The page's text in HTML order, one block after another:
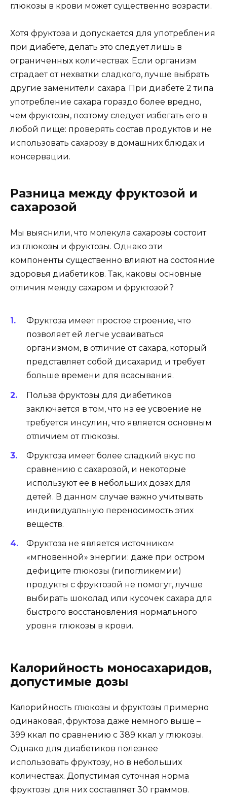
глюкозы в крови может существенно возрасти.
Хотя фруктоза и допускается для употребления
при диабете, делать это следует лишь в
ограниченных количествах. Если организм
страдает от нехватки сладкого, лучше выбрать
другие заменители сахара. При диабете 2 типа
употребление сахара гораздо более вредно,
чем фруктозы, поэтому следует избегать его в
любой пище: проверять состав продуктов и не
использовать сахарозу в домашних блюдах и
консервации.
Разница между фруктозой и
сахарозой
Мы выяснили, что молекула сахарозы состоит
из глюкозы и фруктозы. Однако эти
компоненты существенно влияют на состояние
здоровья диабетиков. Так, каковы основные
отличия между сахаром и фруктозой?
Фруктоза имеет простое строение, что
позволяет ей легче усваиваться
организмом, в отличие от сахара, который
представляет собой дисахарид и требует
больше времени для всасывания.
Польза фруктозы для диабетиков
заключается в том, что на ее усвоение не
требуется инсулин, что является основным
отличием от глюкозы.
Фруктоза имеет более сладкий вкус по
сравнению с сахарозой, и некоторые
используют ее в небольших дозах для
детей. В данном случае важно учитывать
индивидуальную переносимость этих
веществ.
Фруктоза не является источником
«мгновенной» энергии: даже при остром
дефиците глюкозы (гипогликемии)
продукты с фруктозой не помогут, лучше
выбирать шоколад или кусочек сахара для
быстрого восстановления нормального
уровня глюкозы в крови.
Калорийность моносахаридов,
допустимые дозы
Калорийность глюкозы и фруктозы примерно
одинаковая, фруктоза даже немного выше –
399 ккал по сравнению с 389 ккал у глюкозы.
Однако для диабетиков полезнее
использовать фруктозу, но в небольших
количествах. Допустимая суточная норма
фруктозы для них составляет 30 граммов.